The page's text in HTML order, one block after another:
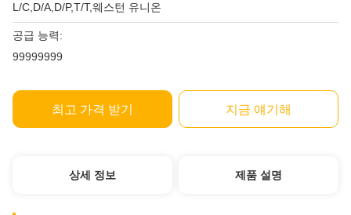
L/C,D/A,D/P,T/T,웨스턴 유니온
공급 능력:
99999999
최고 가격 받기 지금 얘기해
상세 정보 제품 설명